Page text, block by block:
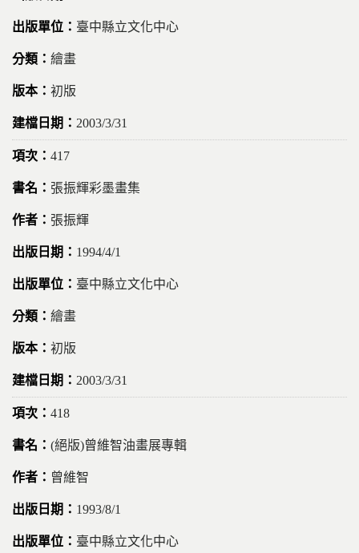
臺中縣立文化中心
繪畫
初版
2003/3/31
417
張振輝彩墨畫集
張振輝
1994/4/1
臺中縣立文化中心
繪畫
初版
2003/3/31
418
(絕版)曾維智油畫展專輯
曾維智
1993/8/1
臺中縣立文化中心